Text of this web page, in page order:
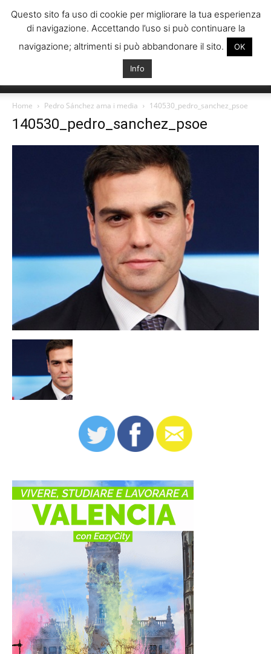
Italiani
Home Pedro Sánchez ama i media 140530_pedro_sanchez_psoe
140530_pedro_sanchez_psoe
Questo sito fa uso di cookie per migliorare la tua esperienza
di navigazione. Accettando l’uso si può continuare la
navigazione; altrimenti si può abbandonare il sito.
OK
Info